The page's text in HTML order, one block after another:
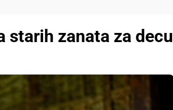
starih zanata za decu